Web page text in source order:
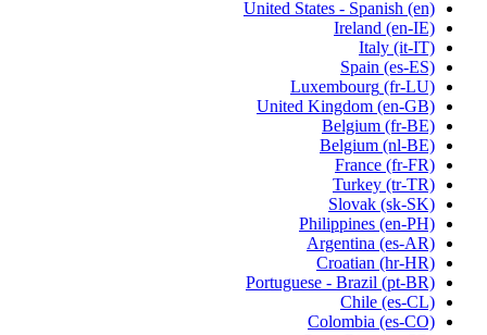
United States - Spanish (en)
Ireland (en-IE)
Italy (it-IT)
Spain (es-ES)
Luxembourg (fr-LU)
United Kingdom (en-GB)
Belgium (fr-BE)
Belgium (nl-BE)
France (fr-FR)
Turkey (tr-TR)
Slovak (sk-SK)
Philippines (en-PH)
Argentina (es-AR)
Croatian (hr-HR)
Portuguese - Brazil (pt-BR)
Chile (es-CL)
Colombia (es-CO)